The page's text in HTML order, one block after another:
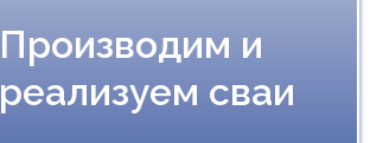
Производим и
реализуем сваи